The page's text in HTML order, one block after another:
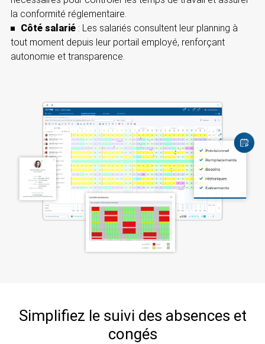
la conformité réglementaire.
Côté salarié : Les salariés consultent leur planning à
tout moment depuis leur portail employé, renforçant
autonomie et transparence.
Simplifiez le suivi des absences et
congés